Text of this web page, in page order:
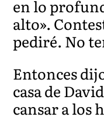
en lo
alto».
pediré. No
Entonces
casa de
cansar a los